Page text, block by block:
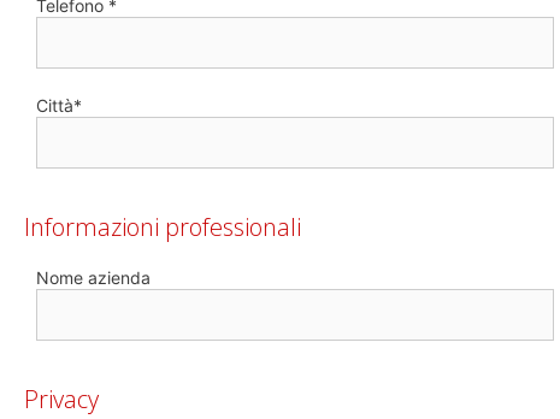
Telefono *
Città*
Informazioni professionali
Nome azienda
Privacy